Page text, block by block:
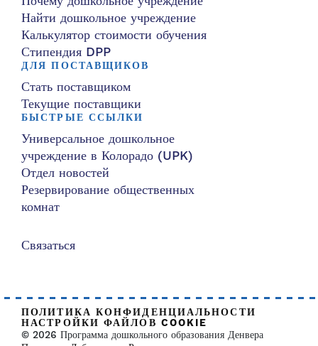
Найти дошкольное учреждение
Калькулятор стоимости обучения
Стипендия DPP
ДЛЯ ПОСТАВЩИКОВ
Стать поставщиком
Текущие поставщики
БЫСТРЫЕ ССЫЛКИ
Универсальное дошкольное
учреждение в Колорадо (UPK)
Отдел новостей
Резервирование общественных
комнат
Связаться
ПОЛИТИКА КОНФИДЕНЦИАЛЬНОСТИ
НАСТРОЙКИ ФАЙЛОВ COOKIE
© 2026 Программа дошкольного образования Денвера